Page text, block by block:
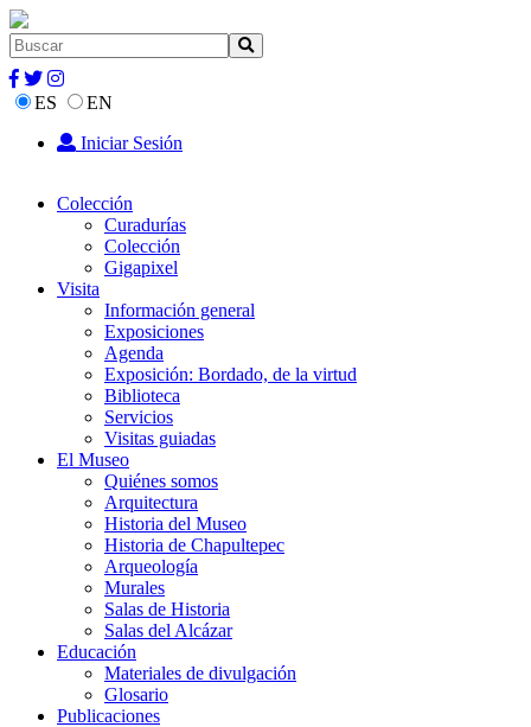
ES
EN
Iniciar Sesión
Colección
Curadurías
Colección
Gigapixel
Visita
Información general
Exposiciones
Agenda
Exposición: Bordado, de la virtud
Biblioteca
Servicios
Visitas guiadas
El Museo
Quiénes somos
Arquitectura
Historia del Museo
Historia de Chapultepec
Arqueología
Murales
Salas de Historia
Salas del Alcázar
Educación
Materiales de divulgación
Glosario
Publicaciones